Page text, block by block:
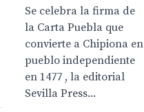
Se celebra la firma de
la Carta Puebla que
convierte a Chipiona en
pueblo independiente
en 1477 , la editorial
Sevilla Press...